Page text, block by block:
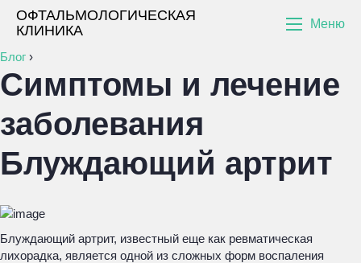
ОФТАЛЬМОЛОГИЧЕСКАЯ
КЛИНИКА
Меню
Блог ›
Симптомы и лечение
заболевания
Блуждающий артрит
Блуждающий артрит, известный еще как ревматическая
лихорадка, является одной из сложных форм воспаления